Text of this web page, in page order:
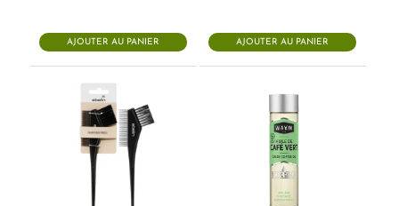
AJOUTER AU PANIER
7.500 CFA.6.000 CFA.
AJOUTER AU PANIER